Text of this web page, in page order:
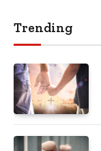
Trending